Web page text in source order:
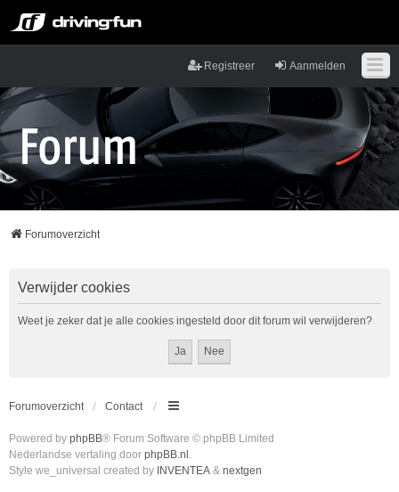
Aanmelden
Registreer
Forumoverzicht
Verwijder cookies
Weet je zeker dat je alle cookies ingesteld door dit forum wil verwijderen?
Forumoverzicht Contact
Powered by phpBB® Forum Software © phpBB Limited
Nederlandse vertaling door phpBB.nl .
Style we_universal created by INVENTEA & nextgen